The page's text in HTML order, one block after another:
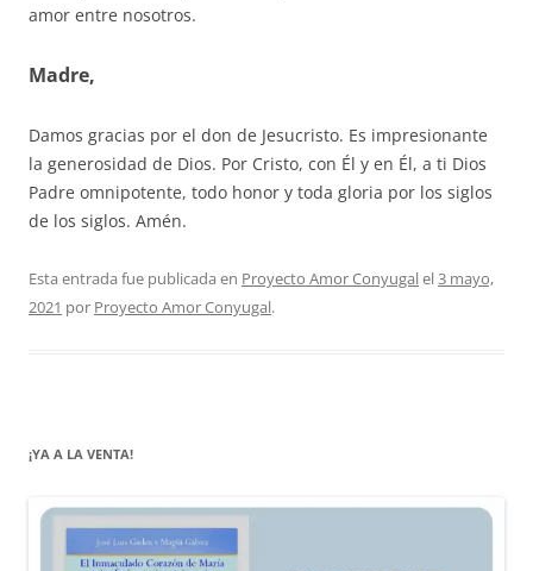
amor entre nosotros.
Madre,
Damos gracias por el don de Jesucristo. Es impresionante
la generosidad de Dios. Por Cristo, con Él y en Él, a ti Dios
Padre omnipotente, todo honor y toda gloria por los siglos
de los siglos. Amén.
Esta entrada fue publicada en Proyecto Amor Conyugalel3 mayo,
2021 por Proyecto Amor Conyugal.
¡YA A LA VENTA!